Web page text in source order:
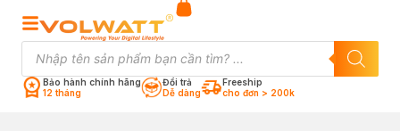
Bảo hành chính hãng
12 tháng
Đổi trả
Dễ dàng
Freeship
cho đơn > 200k